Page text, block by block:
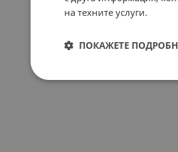
на техните услуги.
ПОКАЖЕТЕ